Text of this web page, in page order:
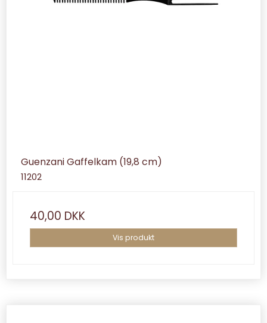
Guenzani Gaffelkam (19,8 cm)
11202
40,00 DKK
Vis produkt